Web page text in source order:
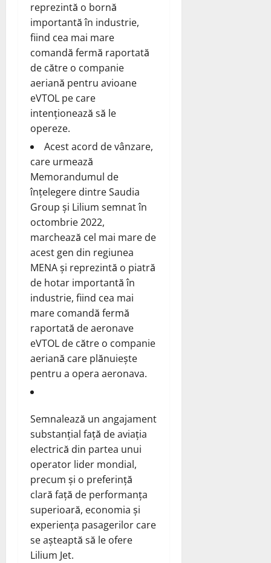
reprezintă o bornă
importantă în industrie,
fiind cea mai mare
comandă fermă raportată
de către o companie
aeriană pentru avioane
eVTOL pe care
intenționează să le
opereze.
Acest acord de vânzare,
care urmează
Memorandumul de
înțelegere dintre Saudia
Group și Lilium semnat în
octombrie 2022,
marchează cel mai mare de
acest gen din regiunea
MENA și reprezintă o piatră
de hotar importantă în
industrie, fiind cea mai
mare comandă fermă
raportată de aeronave
eVTOL de către o companie
aeriană care plănuiește
pentru a opera aeronava.
Semnalează un angajament
substanțial față de aviația
electrică din partea unui
operator lider mondial,
precum și o preferință
clară față de performanța
superioară, economia și
experiența pasagerilor care
se așteaptă să le ofere
Lilium Jet.